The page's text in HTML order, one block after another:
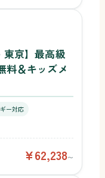
東京】最高級
料＆キッズメ
ー対応
¥62,238〜